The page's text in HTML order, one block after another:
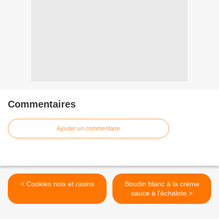
Commentaires
Ajouter un commentaire
< Cookies noix et rasins
Boudin blanc à la crème
sauce à l'échalote >